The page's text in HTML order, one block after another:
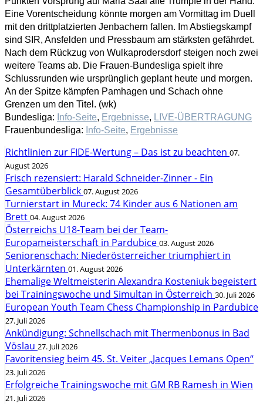
Eine Vorentscheidung könnte morgen am Vormittag im Duell
mit den drittplatzierten Jenbachern fallen. Im Abstiegskampf
sind SIR, Ansfelden und Pressbaum am stärksten gefährdet.
Nach dem Rückzug von Wulkaprodersdorf steigen noch zwei
weitere Teams ab. Die Frauen-Bundesliga spielt ihre
Schlussrunden wie ursprünglich geplant heute und morgen.
An der Spitze kämpfen Pamhagen und Schach ohne
Grenzen um den Titel. (wk)
Bundesliga: Info-Seite, Ergebnisse, LIVE-ÜBERTRAGUNG
Frauenbundesliga: Info-Seite, Ergebnisse
Richtlinien zur FIDE-Wertung – Das ist zu beachten 07.
August 2026
Frisch rezensiert: Harald Schneider-Zinner - Ein
Gesamtüberblick 07. August 2026
Turnierstart in Mureck: 74 Kinder aus 6 Nationen am
Brett 04. August 2026
Österreichs U18-Team bei der Team-
Europameisterschaft in Pardubice 03. August 2026
Seniorenschach: Niederösterreicher triumphiert in
Unterkärnten 01. August 2026
Ehemalige Weltmeisterin Alexandra Kosteniuk begeistert
bei Trainingswoche und Simultan in Österreich 30. Juli 2026
European Youth Team Chess Championship in Pardubice
27. Juli 2026
Ankündigung: Schnellschach mit Thermenbonus in Bad
Vöslau 27. Juli 2026
Favoritensieg beim 45. St. Veiter „Jacques Lemans Open“
23. Juli 2026
Erfolgreiche Trainingswoche mit GM RB Ramesh in Wien
21. Juli 2026